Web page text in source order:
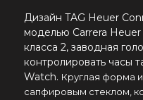
Дизайн TAG Heuer
моделью Carrera Heuer
класса 2, заводная
контролировать часы
Watch. Круглая форма
сапфировым стеклом,